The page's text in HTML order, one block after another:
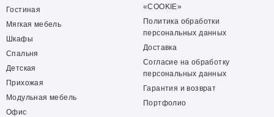
Гостиная
Мягкая мебель
Шкафы
Спальня
Детская
Прихожая
Модульная мебель
Офис
«COOKIE»
Политика обработки
персональных данных
Доставка
Согласие на обработку
персональных данных
Гарантия и возврат
Портфолио